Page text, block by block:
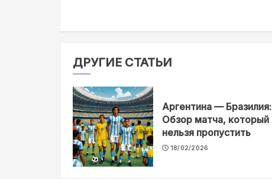
ДРУГИЕ СТАТЬИ
Аргентина — Бразилия:
Обзор матча, который
нельзя пропустить
18/02/2026